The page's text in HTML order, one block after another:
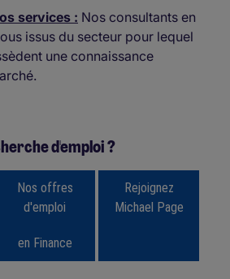
services : Nos consultants en
issus du secteur pour lequel
une connaissance
d'emploi ?
/span>
Nos offres
d'emploi
en Finance
/span>Rejoignez
Michael Page